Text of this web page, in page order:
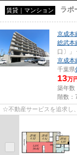
賃貸｜マンション ラポ
京成本
総武本
口〕」
京成本
千葉県
13万
築年数
階数：
☆不動産サービスを追求し